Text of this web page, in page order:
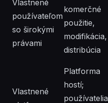
Vlastnené
používateľom
so širokými
právami
komerčné
použitie,
modifikácia,
distribúcia
Vlastnené
Platforma
hostí;
používatelia